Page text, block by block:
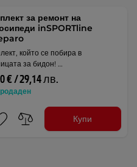
за ремонт на
inSPORTline
който се побира в
за бидон! …
€ / 29,14 лв.
Купи